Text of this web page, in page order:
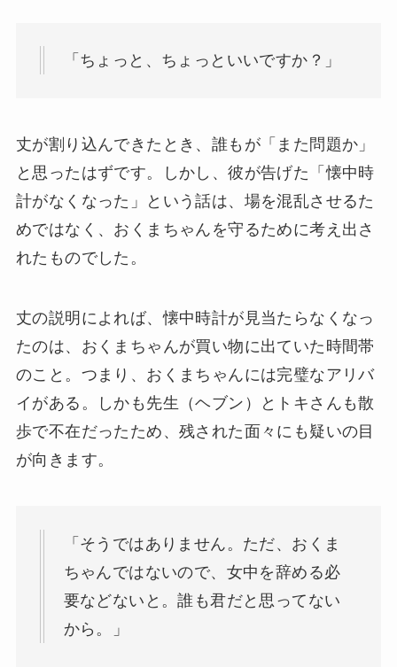
「ちょっと、ちょっといいですか？」
丈が割り込んできたとき、誰もが「また問題か」
と思ったはずです。しかし、彼が告げた「懐中時
計がなくなった」という話は、場を混乱させるた
めではなく、おくまちゃんを守るために考え出さ
れたものでした。
丈の説明によれば、懐中時計が見当たらなくなっ
たのは、おくまちゃんが買い物に出ていた時間帯
のこと。つまり、おくまちゃんには完璧なアリバ
イがある。しかも先生（ヘブン）とトキさんも散
歩で不在だったため、残された面々にも疑いの目
が向きます。
「そうではありません。ただ、おくま
ちゃんではないので、女中を辞める必
要などないと。誰も君だと思ってない
から。」